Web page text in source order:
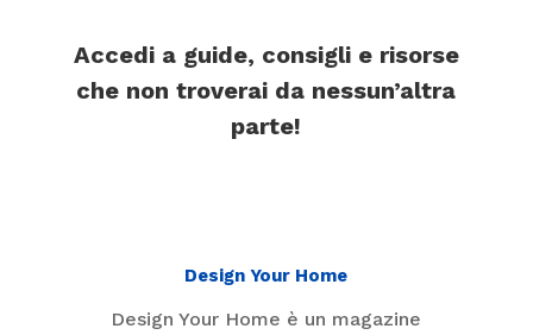
Accedi a guide, consigli e risorse
che non troverai da nessun’altra
parte!
Design Your Home
Design Your Home è un magazine